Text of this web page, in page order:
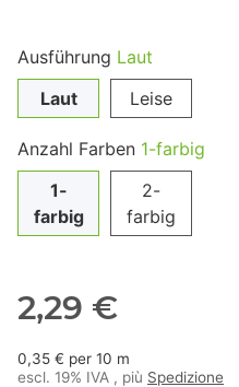
Ausführung Laut
Laut
Leise
Anzahl Farben 1-farbig
1-
farbig
2-
farbig
2,29 €
0,35 € per 10 m
escl. 19% IVA , più Spedizione